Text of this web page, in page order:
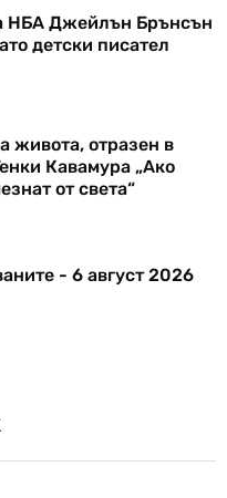
НБА Джейлън Брънсън
детски писател
живота, отразен в
Кавамура „Ако
от света“
- 6 август 2026